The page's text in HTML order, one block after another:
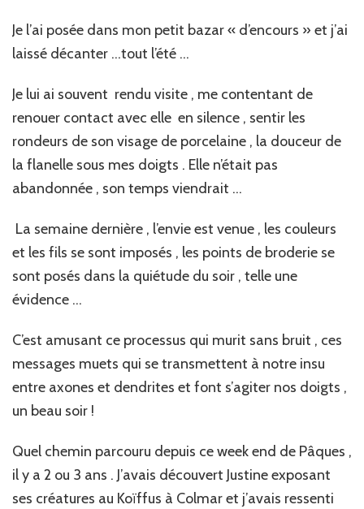
Je l’ai posée dans mon petit bazar « d’encours » et j’ai
laissé décanter …tout l’été …
Je lui ai souvent rendu visite , me contentant de
renouer contact avec elle en silence , sentir les
rondeurs de son visage de porcelaine , la douceur de
la flanelle sous mes doigts . Elle n’était pas
abandonnée , son temps viendrait …
La semaine dernière , l’envie est venue , les couleurs
et les fils se sont imposés , les points de broderie se
sont posés dans la quiétude du soir , telle une
évidence …
C’est amusant ce processus qui murit sans bruit , ces
messages muets qui se transmettent à notre insu
entre axones et dendrites et font s’agiter nos doigts ,
un beau soir !
Quel chemin parcouru depuis ce week end de Pâques ,
il y a 2 ou 3 ans . J’avais découvert Justine exposant
ses créatures au Koïffus à Colmar et j’avais ressenti